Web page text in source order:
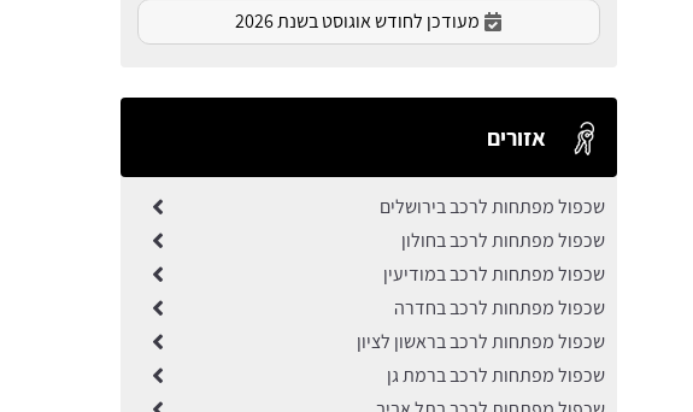
מעודכן לחודש אוגוסט בשנת 2026
אזורים
שכפול מפתחות לרכב בירושלים
שכפול מפתחות לרכב בחולון
שכפול מפתחות לרכב במודיעין
שכפול מפתחות לרכב בחדרה
שכפול מפתחות לרכב בראשון לציון
שכפול מפתחות לרכב ברמת גן